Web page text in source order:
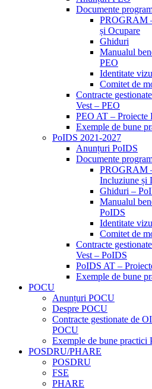
Documente
PROGRAM
și Ocupare
Ghiduri
Manualul
PEO
Identitate
Comitet de
Contracte
Vest – PEO
PEO AT – Proiecte
Exemple de bune
PoIDS 2021-2027
Anunțuri PoIDS
Documente
PROGRAM
Incluziune și
Ghiduri –
Manualul
PoIDS
Identitate
Comitet de
Contracte
Vest – PoIDS
PoIDS AT –
Exemple de bune
POCU
Anunțuri POCU
Despre POCU
Contracte gestionate de
POCU
Exemple de bune practici
POSDRU/PHARE
POSDRU
FSE
PHARE